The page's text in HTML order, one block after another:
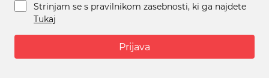
Strinjam se s pravilnikom zasebnosti, ki ga najdete
Tukaj
Prijava